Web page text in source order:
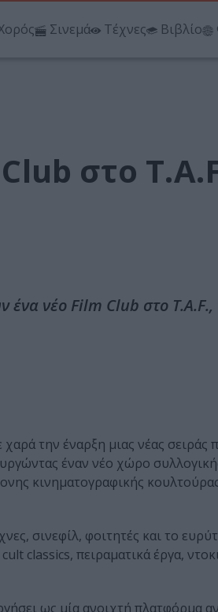
Σινεμά Τέχνες Βιβλίο
στο
νέο Film Club στο T.A.F.,
την έναρξη μιας νέας
έναν νέο χώρο
κινηματογραφικής
σινεφίλ, φοιτητές και το
classics, πειραματικά έργα,
ως μία ανοιχτή πλατφόρμα